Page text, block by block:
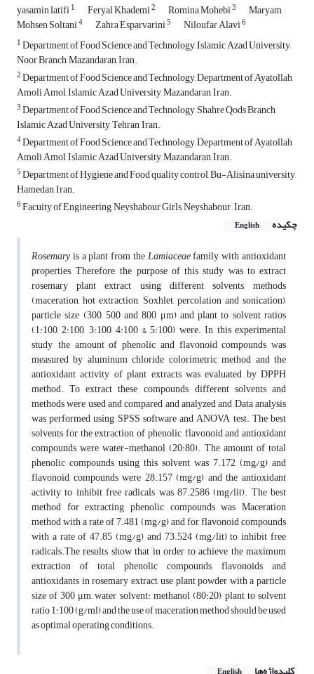
yasamin latifi1 Feryal Khademi2 Romina Mohebi3 Maryam
Mohsen Soltani4 Zahra Esparvarini5 Niloufar Alavi6
1Department of Food Science and Technology, Islamic Azad University,
Noor Branch, Mazandaran, Iran.
2Department of Food Science and Technology, Department of Ayatollah
Amoli Amol, Islamic Azad University, Mazandaran, Iran.
3Department of Food Science and Technology, Shahre Qods Branch,
Islamic Azad University, Tehran, Iran.
4Department of Food Science and Technology, Department of Ayatollah
Amoli Amol, Islamic Azad University, Mazandaran, Iran.
5Department of Hygiene and Food quality control, Bu-Alisina university,
Hamedan, Iran.
6Facuity of Engineering, Neyshabour Girls, Neyshabour , Iran.
چکیده
English
Rosemaryis a plant from theLamiaceaefamily with antioxidant
properties, Therefore, the purpose of this study was to extract
rosemary plant extract using different solvents, methods
(maceration, hot extraction, Soxhlet, percolation and sonication),
particle size (300, 500 and 800 μm) and plant to solvent ratios
(1:100, 2:100, 3:100, 4:100 & 5:100) were. In this experimental
study, the amount of phenolic and flavonoid compounds was
measured by aluminum chloride colorimetric method and the
antioxidant activity of plant extracts was evaluated by DPPH
method. To extract these compounds, different solvents and
methods were used and compared and analyzed and Data analysis
was performed using SPSS software and ANOVA test. The best
solvents for the extraction of phenolic, flavonoid and antioxidant
compounds were water-methanol (20:80). The amount of total
phenolic compounds using this solvent was 7.172 (mg/g) and
flavonoid compounds were 28.157 (mg/g) and the antioxidant
activity to inhibit free radicals was 87.2586 (mg/lit). The best
method for extracting phenolic compounds was Maceration
method with a rate of 7.481 (mg/g) and for flavonoid compounds
with a rate of 47.85 (mg/g) and 73.524 (mg/lit) to inhibit free
radicals.The results show that in order to achieve the maximum
extraction of total phenolic compounds, flavonoids and
antioxidants in rosemary extract, use plant powder with a particle
size of 300 μm, water solvent: methanol (80:20), plant to solvent
ratio 1:100 (g/ml) and the use of maceration method should be used
as optimal operating conditions.